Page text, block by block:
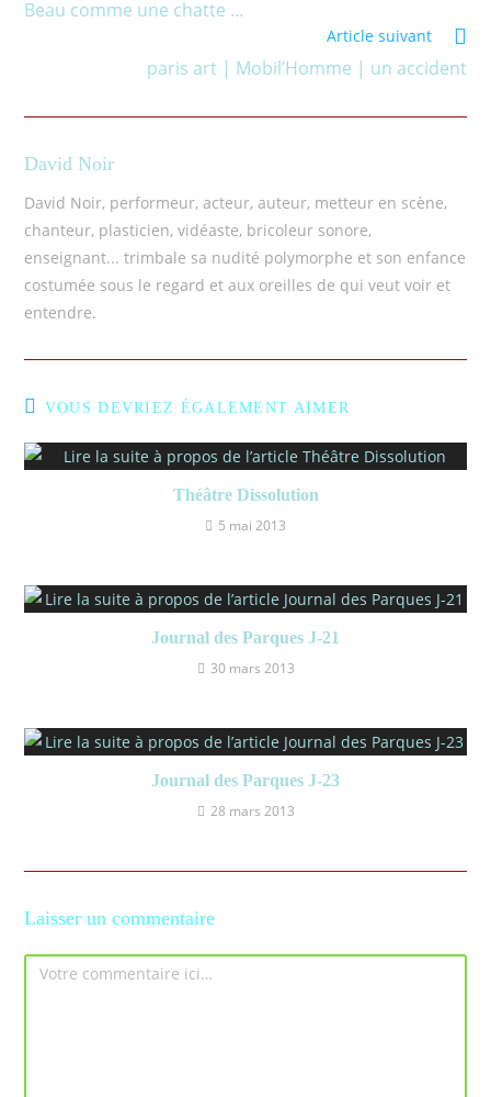
Beau comme une chatte …
Article suivant
paris art | Mobil’Homme | un accident
David Noir
David Noir, performeur, acteur, auteur, metteur en scène,
chanteur, plasticien, vidéaste, bricoleur sonore,
enseignant... trimbale sa nudité polymorphe et son enfance
costumée sous le regard et aux oreilles de qui veut voir et
entendre.
VOUS DEVRIEZ ÉGALEMENT AIMER
Théâtre Dissolution
5 mai 2013
Journal des Parques J-21
30 mars 2013
Journal des Parques J-23
28 mars 2013
Laisser un commentaire